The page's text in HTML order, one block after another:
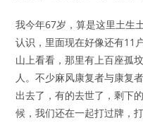
我今年67岁，算是这里土生
认识，里面现在好像还有11
山上看看，那里有上百座孤
人。不少麻风康复者与康复
出去了，有的去世了，剩下
候，我们还在一起打过牌，打